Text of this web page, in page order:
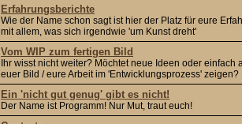
Erfahrungsberichte
Wie der Name schon sagt ist hier der Platz für eure
mit allem, was sich irgendwie 'um Kunst dreht'
Vom WIP zum fertigen Bild
Ihr wisst nicht weiter? Möchtet neue Ideen oder einfach
euer Bild / eure Arbeit im 'Entwicklungsprozess' zeigen?
Ein 'nicht gut genug' gibt es nicht!
Der Name ist Programm! Nur Mut, traut euch!